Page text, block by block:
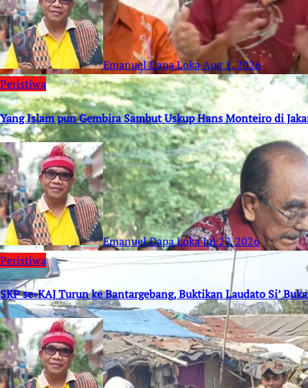
Emanuel Dapa LokaAug 1, 2026
Peristiwa
Yang Islam pun Gembira Sambut Uskup Hans Monteiro di
Emanuel Dapa LokaJul 27, 2026
Peristiwa
SKP se-KAJ Turun ke Bantargebang, Buktikan Laudato Si’